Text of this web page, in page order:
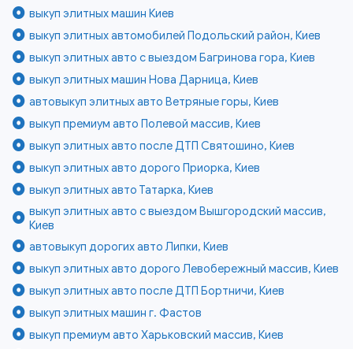
выкуп элитных машин Киев
выкуп элитных автомобилей Подольский район, Киев
выкуп элитных авто с выездом Багринова гора, Киев
выкуп элитных машин Нова Дарница, Киев
автовыкуп элитных авто Ветряные горы, Киев
выкуп премиум авто Полевой массив, Киев
выкуп элитных авто после ДТП Святошино, Киев
выкуп элитных авто дорого Приорка, Киев
выкуп элитных авто Татарка, Киев
выкуп элитных авто с выездом Вышгородский массив,
Киев
автовыкуп дорогих авто Липки, Киев
выкуп элитных авто дорого Левобережный массив, Киев
выкуп элитных авто после ДТП Бортничи, Киев
выкуп элитных машин г. Фастов
выкуп премиум авто Харьковский массив, Киев